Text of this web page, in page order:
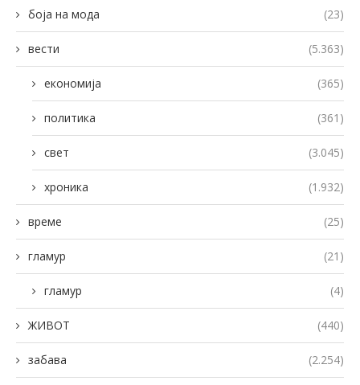
боја на мода (23)
вести (5.363)
економија (365)
политика (361)
свет (3.045)
хроника (1.932)
време (25)
гламур (21)
гламур (4)
ЖИВОТ (440)
забава (2.254)